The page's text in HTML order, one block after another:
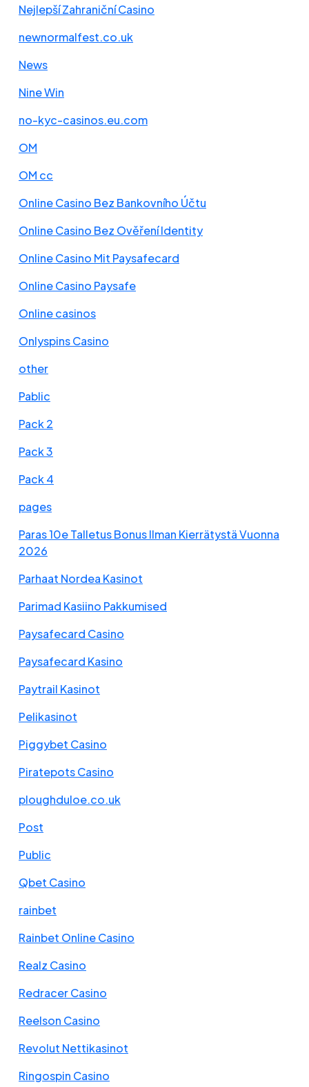
Nejlepší Zahraniční Casino
newnormalfest.co.uk
News
Nine Win
no-kyc-casinos.eu.com
OM
OM cc
Online Casino Bez Bankovního Účtu
Online Casino Bez Ověření Identity
Online Casino Mit Paysafecard
Online Casino Paysafe
Online casinos
Onlyspins Casino
other
Pablic
Pack 2
Pack 3
Pack 4
pages
Paras 10e Talletus Bonus Ilman Kierrätystä Vuonna
2026
Parhaat Nordea Kasinot
Parimad Kasiino Pakkumised
Paysafecard Casino
Paysafecard Kasino
Paytrail Kasinot
Pelikasinot
Piggybet Casino
Piratepots Casino
ploughduloe.co.uk
Post
Public
Qbet Casino
rainbet
Rainbet Online Casino
Realz Casino
Redracer Casino
Reelson Casino
Revolut Nettikasinot
Ringospin Casino